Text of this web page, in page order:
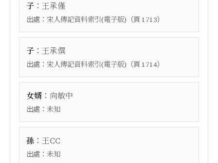
子 ： 王承僅
出處： 宋人傳記資料索引(電子版) （頁 1713）
子 ： 王承僎
出處： 宋人傳記資料索引(電子版) （頁 1714）
女婿 ： 向敏中
出處： 未知
孫 ： 王CC
出處： 未知